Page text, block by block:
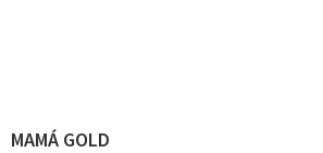
MAMÁ GOLD